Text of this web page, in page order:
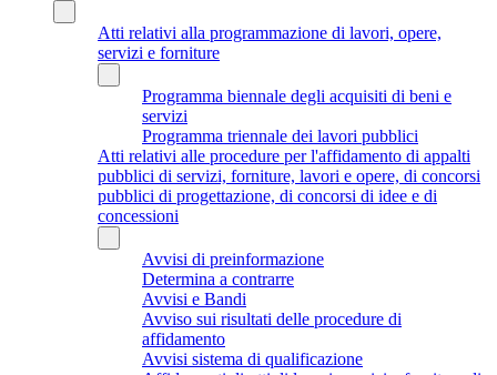
Atti relativi alla programmazione di lavori, opere,
servizi e forniture
Programma biennale degli acquisiti di beni e
servizi
Programma triennale dei lavori pubblici
Atti relativi alle procedure per l'affidamento di appalti
pubblici di servizi, forniture, lavori e opere, di concorsi
pubblici di progettazione, di concorsi di idee e di
concessioni
Avvisi di preinformazione
Determina a contrarre
Avvisi e Bandi
Avviso sui risultati delle procedure di
affidamento
Avvisi sistema di qualificazione